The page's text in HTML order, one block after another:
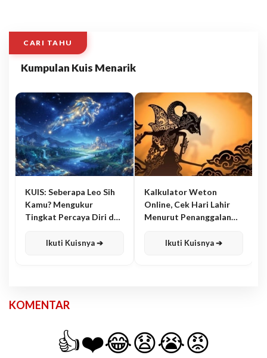
CARI TAHU
Kumpulan Kuis Menarik
KUIS: Seberapa Leo Sih
Kamu? Mengukur
Tingkat Percaya Diri dan
Ikuti Kuisnya ➔
Kalkulator Weton
Online, Cek Hari Lahir
Menurut Penanggalan
Ikuti Kuisnya ➔
KOMENTAR
👍❤️😂😧😭😡